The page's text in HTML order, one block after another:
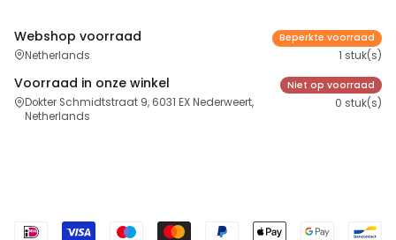
Webshop voorraad
Netherlands
Beperkte voorraad
1 stuk(s)
Voorraad in onze winkel
Dokter Schmidtstraat 9, 6031 EX Nederweert,
Netherlands
Niet op voorraad
0 stuk(s)